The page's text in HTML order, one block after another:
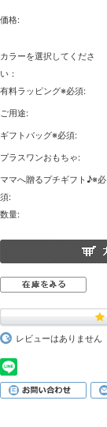
価格:
カラーを選択してくださ
い：
有料ラッピング※必須:
ご用途:
ギフトバッグ※必須:
プラスワンおもちゃ:
ママへ贈るプチギフト♪※必
須:
数量:
レビューはありません